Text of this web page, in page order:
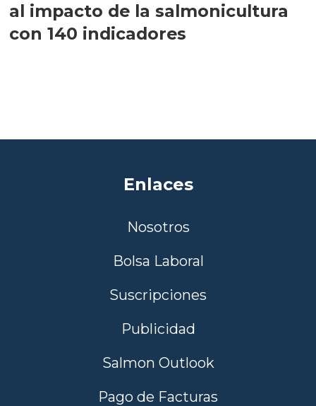
al impacto de la salmonicultura
con 140 indicadores
Enlaces
Nosotros
Bolsa Laboral
Suscripciones
Publicidad
Salmon Outlook
Pago de Facturas